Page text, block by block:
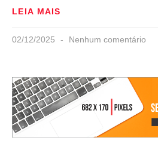
LEIA MAIS
02/12/2025 Nenhum comentário